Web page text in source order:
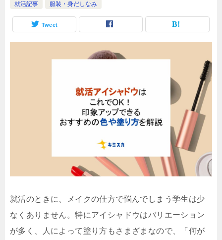
就活記事 服装・身だしなみ
Tweet
就活のときに、メイクの仕方で悩んでしまう学生は少
なくありません。特にアイシャドウはバリエーション
が多く、人によって塗り方もさまざまなので、「何が